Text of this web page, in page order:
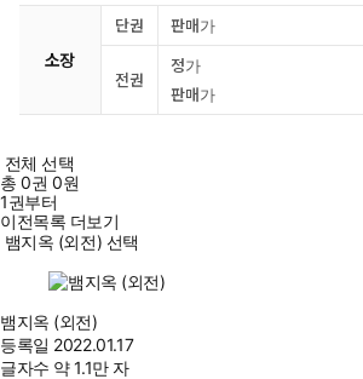
소장
단권 판매가
전권
정가
판매가
전체 선택
총0권 0원
1권부터
이전목록 더보기
뱀지옥 (외전) 선택
뱀지옥 (외전)
등록일 2022.01.17
글자수 약 1.1만 자